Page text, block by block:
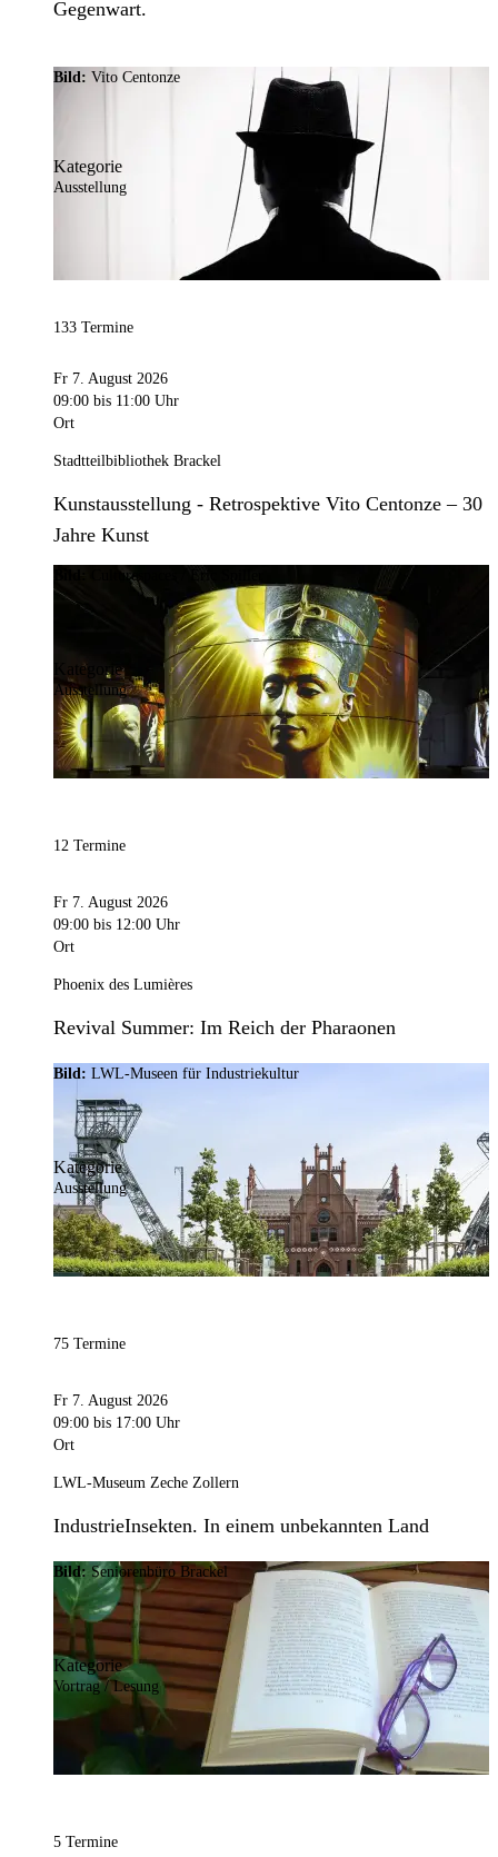
Gegenwart.
Bild: Vito Centonze
Kategorie
Ausstellung
133 Termine
Fr 7. August 2026
09:00 bis 11:00 Uhr
Ort
Stadtteilbibliothek Brackel
Kunstausstellung - Retrospektive Vito Centonze – 30
Jahre Kunst
Culturespaces / Eric Spiller
Kategorie
Ausstellung
12 Termine
Fr 7. August 2026
09:00 bis 12:00 Uhr
Ort
Phoenix des Lumières
Revival Summer: Im Reich der Pharaonen
Bild: LWL-Museen für Industriekultur
Kategorie
Ausstellung
75 Termine
Fr 7. August 2026
09:00 bis 17:00 Uhr
Ort
LWL-Museum Zeche Zollern
IndustrieInsekten. In einem unbekannten Land
Bild: Seniorenbüro Brackel
Kategorie
Vortrag / Lesung
5 Termine